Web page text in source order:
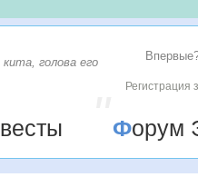
Регистрация
голова его
Твесты Форум